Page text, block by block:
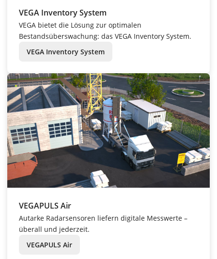
VEGA Inventory System
VEGA bietet die Lösung zur optimalen
Bestandsüberswachung: das VEGA Inventory System.
VEGA Inventory System
VEGAPULS Air
Autarke Radarsensoren liefern digitale Messwerte –
überall und jederzeit.
VEGAPULS Air